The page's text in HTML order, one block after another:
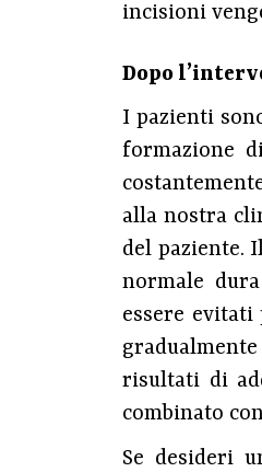
incisioni
Dopo
I pazienti
formazione
alla nostra
del paziente.
normale
essere
risultati di
combinato
Se desideri